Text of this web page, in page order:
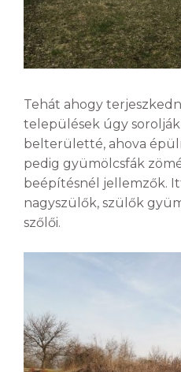
Tehát ahogy
települések úgy
belterületté, ahova
pedig gyümölcsfák
beépítésnél jellemzők.
nagyszülők, szülők
szőlői.